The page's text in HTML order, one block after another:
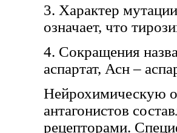
3. Характер
означает, что
4. Сокращения
аспартат, Асн –
Нейрохимическую
антагонистов
рецепторами.